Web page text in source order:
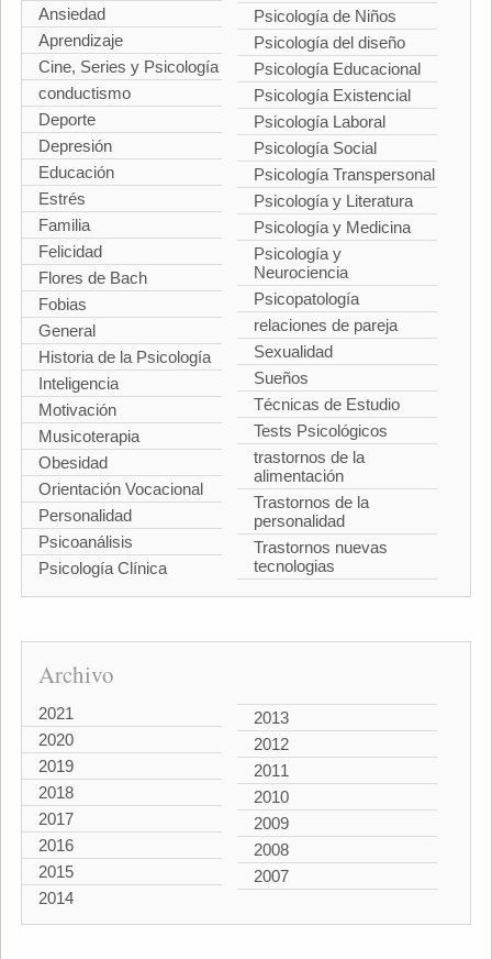
Ansiedad
Aprendizaje
Cine, Series y Psicología
conductismo
Deporte
Depresión
Educación
Estrés
Familia
Felicidad
Flores de Bach
Fobias
General
Historia de la Psicología
Inteligencia
Motivación
Musicoterapia
Obesidad
Orientación Vocacional
Personalidad
Psicoanálisis
Psicología Clínica
Psicología de Niños
Psicología del diseño
Psicología Educacional
Psicología Existencial
Psicología Laboral
Psicología Social
Psicología Transpersonal
Psicología y Literatura
Psicología y Medicina
Psicología y
Neurociencia
Psicopatología
relaciones de pareja
Sexualidad
Sueños
Técnicas de Estudio
Tests Psicológicos
trastornos de la
alimentación
Trastornos de la
personalidad
Trastornos nuevas
tecnologias
Archivo
2021
2020
2019
2018
2017
2016
2015
2014
2013
2012
2011
2010
2009
2008
2007